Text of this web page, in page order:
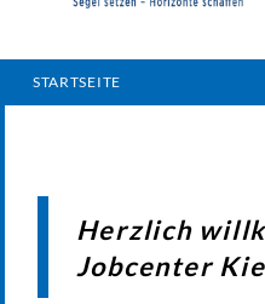
STARTSEITE
Herzlich
Jobcenter